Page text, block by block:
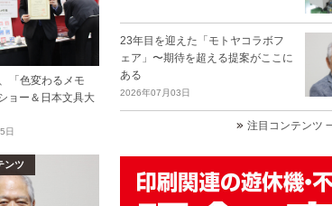
「色変わるメモ
ョー＆日本文具大
日
ンツ
23年目を迎えた「モトヤコラボフ
ェア」〜期待を超える提案がここに
ある
2026年07月03日
注目コンテンツ